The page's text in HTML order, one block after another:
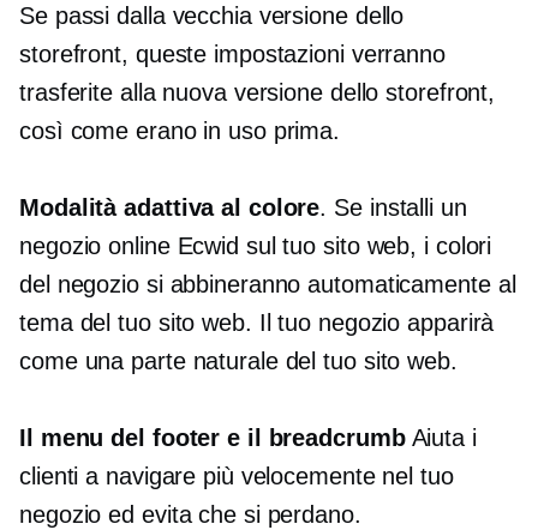
Se passi dalla vecchia versione dello
storefront, queste impostazioni verranno
trasferite alla nuova versione dello storefront,
così come erano in uso prima.
Modalità adattiva al colore. Se installi un
negozio online Ecwid sul tuo sito web, i colori
del negozio si abbineranno automaticamente al
tema del tuo sito web. Il tuo negozio apparirà
come una parte naturale del tuo sito web.
Il menu del footer e il breadcrumbAiuta i
clienti a navigare più velocemente nel tuo
negozio ed evita che si perdano.